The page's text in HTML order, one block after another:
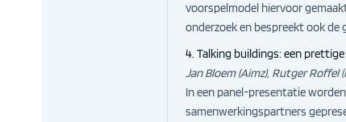
voorspelmodel hiervoor
onderzoek en bespreekt ook de
4. Talking buildings: een
Jan Bloem (Aimz), Rutger Roffel
In een panel-presentatie
samenwerkingspartners